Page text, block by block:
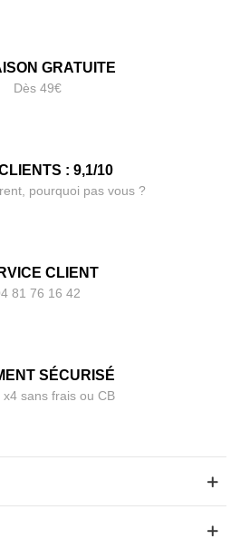
GRATUITE
Dès 49€
: 9,1/10
pourquoi pas vous ?
CLIENT
81 76 16 42
SÉCURISÉ
x4 sans frais ou CB